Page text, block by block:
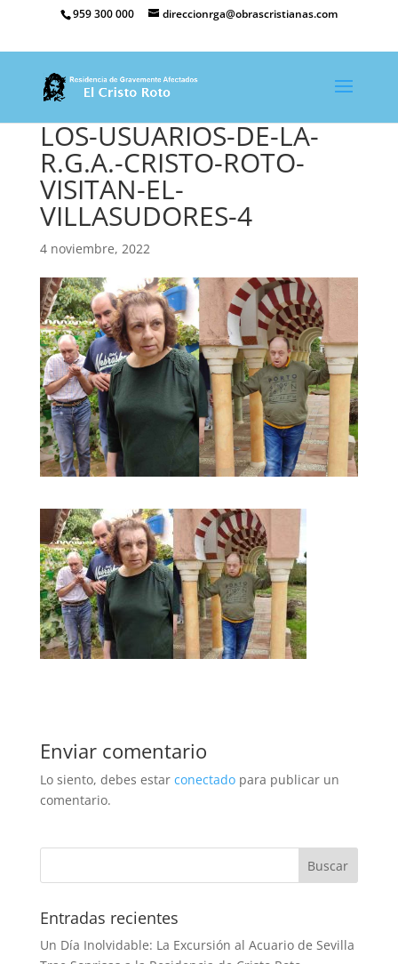
959 300 000 direccionrga@obrascristianas.com
LOS-USUARIOS-DE-LA-
R.G.A.-CRISTO-ROTO-
VISITAN-EL-
VILLASUDORES-4
4 noviembre, 2022
Enviar comentario
Lo siento, debes estar conectadopara publicar un
comentario.
Buscar
Entradas recientes
Un Día Inolvidable: La Excursión al Acuario de Sevilla